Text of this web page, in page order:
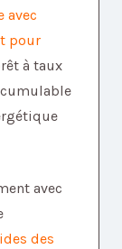
avec
pour
à taux
avec
des